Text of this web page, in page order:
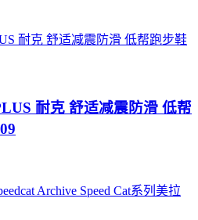
耐克 舒适减震防滑 低帮